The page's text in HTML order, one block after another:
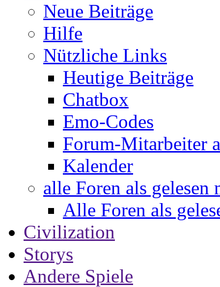
Neue Beiträge
Hilfe
Nützliche Links
Heutige Beiträge
Chatbox
Emo-Codes
Forum-Mitarbeiter
Kalender
alle Foren als gelesen
Alle Foren als
Civilization
Storys
Andere Spiele